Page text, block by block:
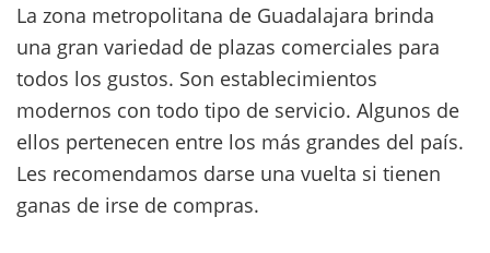
La zona metropolitana de Guadalajara brinda
una gran variedad de plazas comerciales para
todos los gustos. Son establecimientos
modernos con todo tipo de servicio. Algunos de
ellos pertenecen entre los más grandes del país.
Les recomendamos darse una vuelta si tienen
ganas de irse de compras.